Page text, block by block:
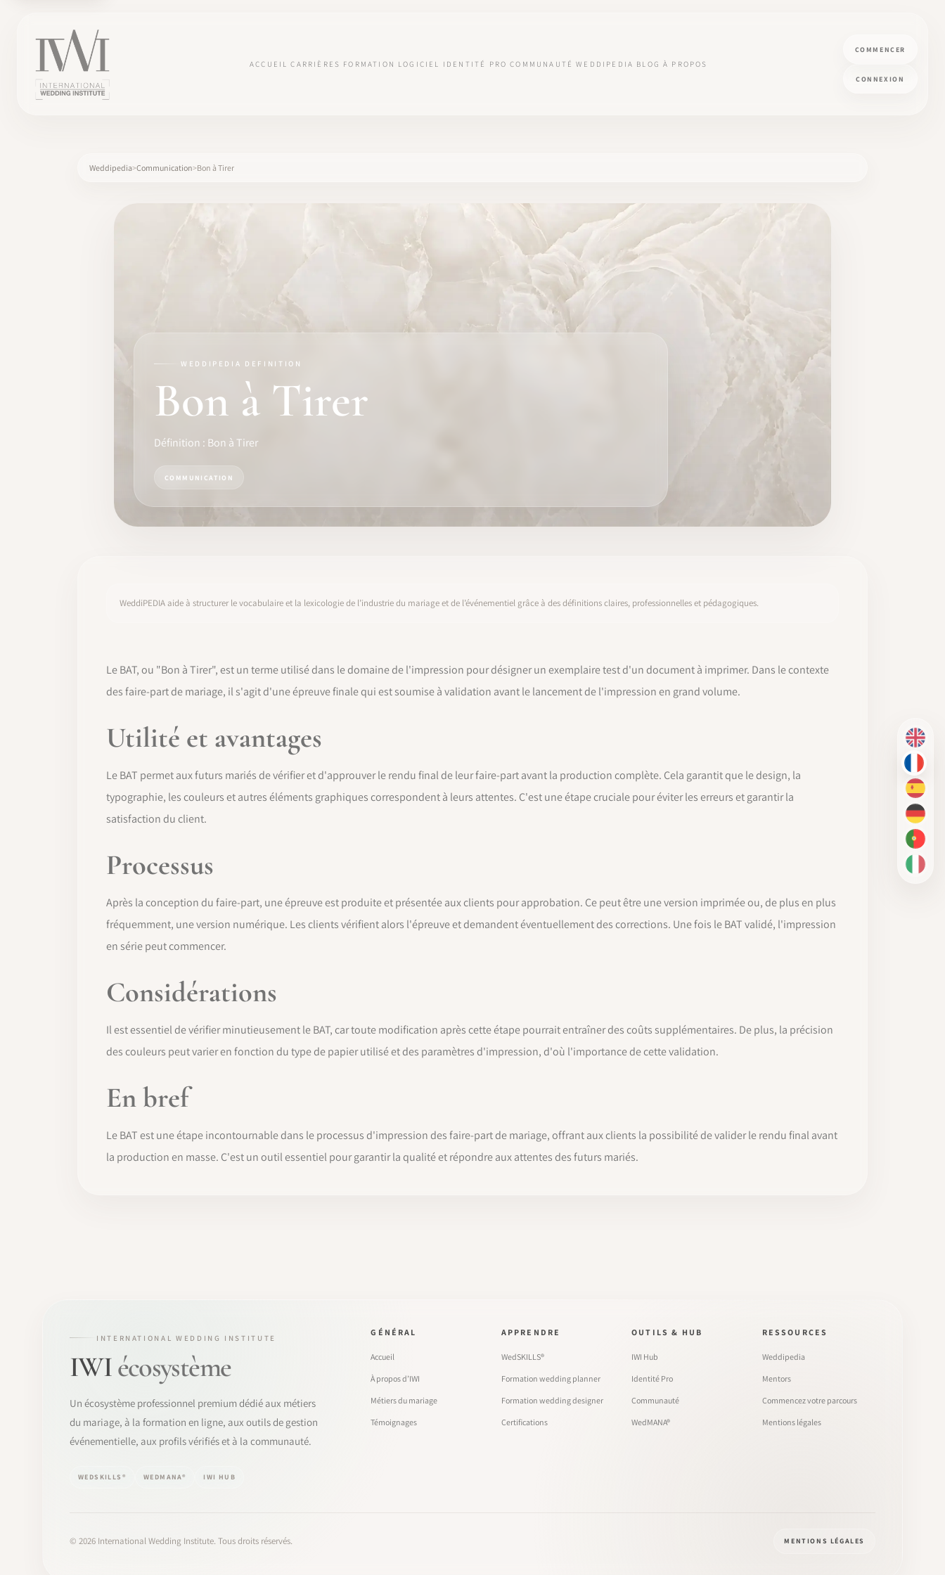
ACCUEIL CARRIÈRES FORMATION LOGICIEL IDENTITÉ PRO COMMUNAUTÉ WEDDIPEDIA BLOG À PROPOS
COMMENCER
CONNEXION
EN
FR
ES
DE
PT-BR
IT
Weddipedia Communication Bon à Tirer
WEDDIPEDIA DEFINITION
Bon à Tirer
Définition : Bon à Tirer
COMMUNICATION
WeddiPEDIA aide à structurer le vocabulaire et la lexicologie de l’industrie du mariage et de l’événementiel grâce à des définitions claires, professionnelles et pédagogiques.
Le BAT, ou "Bon à Tirer", est un terme utilisé dans le domaine de l'impression pour désigner un exemplaire test d'un document à imprimer. Dans le contexte
des faire-part de mariage, il s'agit d'une épreuve finale qui est soumise à validation avant le lancement de l'impression en grand volume.
Utilité et avantages
Le BAT permet aux futurs mariés de vérifier et d'approuver le rendu final de leur faire-part avant la production complète. Cela garantit que le design, la
typographie, les couleurs et autres éléments graphiques correspondent à leurs attentes. C'est une étape cruciale pour éviter les erreurs et garantir la
satisfaction du client.
Processus
Après la conception du faire-part, une épreuve est produite et présentée aux clients pour approbation. Ce peut être une version imprimée ou, de plus en plus
fréquemment, une version numérique. Les clients vérifient alors l'épreuve et demandent éventuellement des corrections. Une fois le BAT validé, l'impression
en série peut commencer.
Considérations
Il est essentiel de vérifier minutieusement le BAT, car toute modification après cette étape pourrait entraîner des coûts supplémentaires. De plus, la précision
des couleurs peut varier en fonction du type de papier utilisé et des paramètres d'impression, d'où l'importance de cette validation.
En bref
Le BAT est une étape incontournable dans le processus d'impression des faire-part de mariage, offrant aux clients la possibilité de valider le rendu final avant
la production en masse. C'est un outil essentiel pour garantir la qualité et répondre aux attentes des futurs mariés.
INTERNATIONAL WEDDING INSTITUTE
IWIécosystème
Un écosystème professionnel premium dédié aux métiers
du mariage, à la formation en ligne, aux outils de gestion
événementielle, aux profils vérifiés et à la communauté.
WEDSKILLS® WEDMANA® IWI HUB
GÉNÉRAL
Accueil
À propos d’IWI
Métiers du mariage
Témoignages
APPRENDRE
WedSKILLS®
Formation wedding planner
Formation wedding designer
Certifications
OUTILS & HUB
IWI Hub
Identité Pro
Communauté
WedMANA®
RESSOURCES
Weddipedia
Mentors
Commencez votre parcours
Mentions légales
© 2026 International Wedding Institute. Tous droits réservés. MENTIONS LÉGALES